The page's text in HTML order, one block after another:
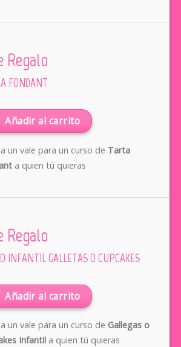
Regalo
FONDANT
Añadir al carrito
un vale para un curso de Tarta
a quien tú quieras
Regalo
INFANTIL GALLETAS O CUPCAKES
Añadir al carrito
un vale para un curso de Gallegas o
Infantila quien tú quieras